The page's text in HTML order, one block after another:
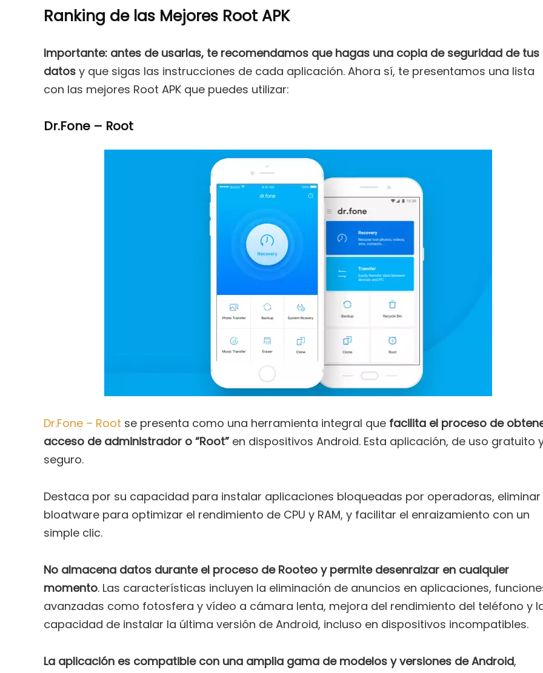
Ranking de las Mejores Root APK
Importante: antes de usarlas, te recomendamos que hagas una copia de seguridad de tus
datos y que sigas las instrucciones de cada aplicación. Ahora sí, te presentamos una lista
con las mejores Root APK que puedes utilizar:
Dr.Fone – Root
Dr.Fone – Root se presenta como una herramienta integral que facilita el proceso de
acceso de administrador o “Root” en dispositivos Android. Esta aplicación, de uso gratuito
seguro.
Destaca por su capacidad para instalar aplicaciones bloqueadas por operadoras, eliminar
bloatware para optimizar el rendimiento de CPU y RAM, y facilitar el enraizamiento con un
simple clic.
No almacena datos durante el proceso de Rooteo y permite desenraizar en cualquier
momento. Las características incluyen la eliminación de anuncios en aplicaciones,
avanzadas como fotosfera y vídeo a cámara lenta, mejora del rendimiento del teléfono y
capacidad de instalar la última versión de Android, incluso en dispositivos incompatibles.
La aplicación es compatible con una amplia gama de modelos y versiones de Android,